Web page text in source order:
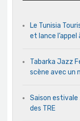
Le Tunisia
et lance
Tabarka Jazz
scène avec un
Saison
des TRE